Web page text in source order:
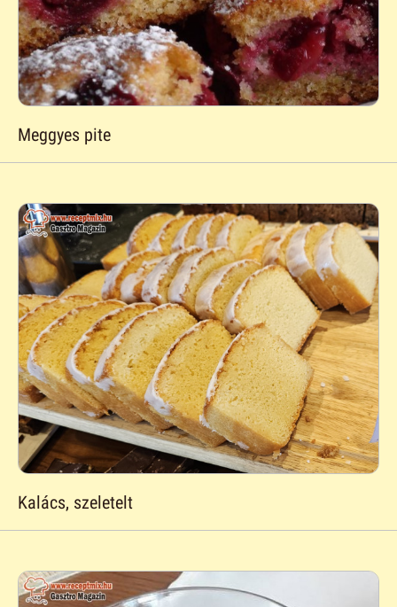
Meggyes pite
Kalács, szeletelt